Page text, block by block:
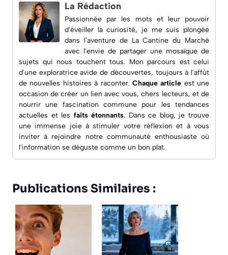
La Rédaction
Passionnée par les mots et leur pouvoir
d'éveiller la curiosité, je me suis plongée
dans l'aventure de La Cantine du Marché
avec l'envie de partager une mosaïque de
sujets qui nous touchent tous. Mon parcours est celui
d'une exploratrice avide de découvertes, toujours à l'affût
de nouvelles histoires à raconter. Chaque article est une
occasion de créer un lien avec vous, chers lecteurs, et de
nourrir une fascination commune pour les tendances
actuelles et les faits étonnants. Dans ce blog, je trouve
une immense joie àstimuler votre réflexion et à vous
inviter à rejoindre notre communauté enthousiaste où
l'information se déguste comme un bon plat.
Publications Similaires :